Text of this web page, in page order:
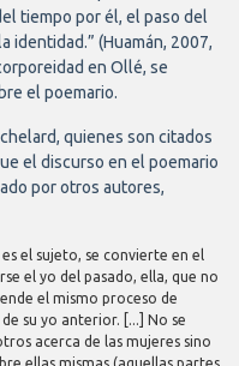
tiempo por él, el paso del
identidad.” (Huamán, 2007,
en Ollé, se
el poemario.
quienes son citados
el discurso en el poemario
por otros autores,
el sujeto, se convierte en el
el yo del pasado, ella, que no
el mismo proceso de
su yo anterior. [...] No se
acerca de las mujeres sino